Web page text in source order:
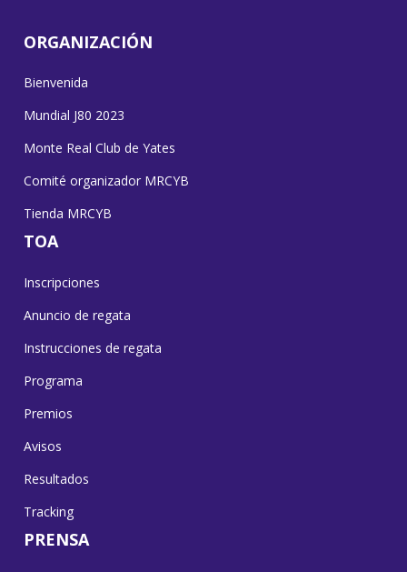
ORGANIZACIÓN
Bienvenida
Mundial J80 2023
Monte Real Club de Yates
Comité organizador MRCYB
Tienda MRCYB
TOA
Inscripciones
Anuncio de regata
Instrucciones de regata
Programa
Premios
Avisos
Resultados
Tracking
PRENSA